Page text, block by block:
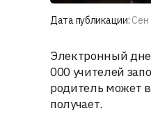
Дата публикации: Сен
Электронный
000 учителей
родитель может
получает.